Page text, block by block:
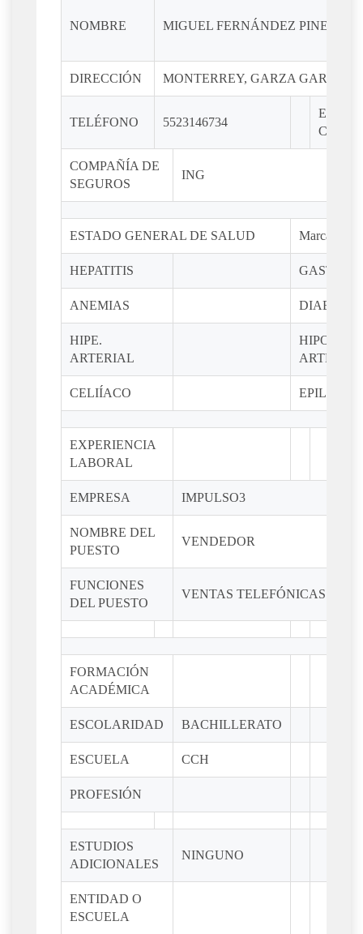
NOMBRE MIGUEL FERNÁNDEZ PINEDA
DIRECCIÓN MONTERREY, GARZA GARCÍA,
TELÉFONO 5523146734
CIVIL
COMPAÑÍA DE
SEGUROS
ING
ESTADO GENERAL DE SALUD Marca con
HEPATITIS
ANEMIAS DIABETES
HIPE.
ARTERIAL
HIPO.
ARTERIAL
CELIÍACO EPILEPSIA
EXPERIENCIA
LABORAL
EMPRESA IMPULSO3
NOMBRE DEL
PUESTO
VENDEDOR
FUNCIONES
DEL PUESTO
VENTAS TELEFÓNICAS
FORMACIÓN
ACADÉMICA
ESCOLARIDAD BACHILLERATO
ESCUELA CCH
PROFESIÓN
ESTUDIOS
ADICIONALES
NINGUNO
ENTIDAD O
ESCUELA